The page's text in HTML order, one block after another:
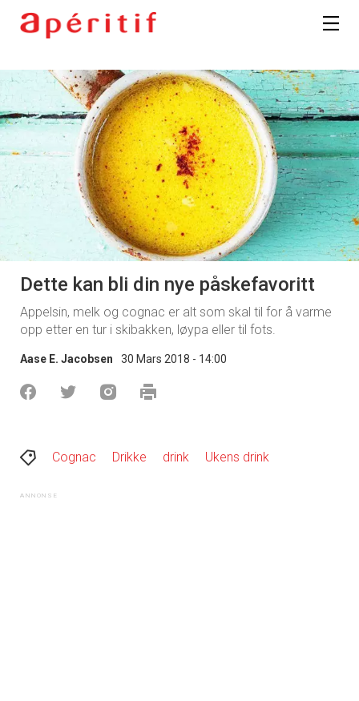
Dette kan bli din nye påskefavoritt
Appelsin, melk og cognac er alt som skal til for å varme
opp etter en tur i skibakken, løypa eller til fots.
Aase E. Jacobsen 30 Mars 2018 - 14:00
Cognac Drikke drink Ukens drink